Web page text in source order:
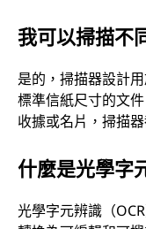
我可以掃描不
是的，掃描器設計
標準信紙尺寸的文
收據或名片，掃描
什麼是光學字
光學字元辨識（